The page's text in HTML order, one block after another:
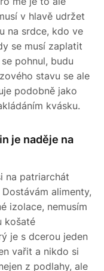
v hlavě udržet
na srdce, kdo ve
se musí zaplatit
pohnul, budu
stavu se ale
podobně jako
kvásku.
je naděje na
na patriarchát
alimenty,
izolace, nemusím
košaté
je s dcerou jeden
vařit a nikdo si
z podlahy, ale